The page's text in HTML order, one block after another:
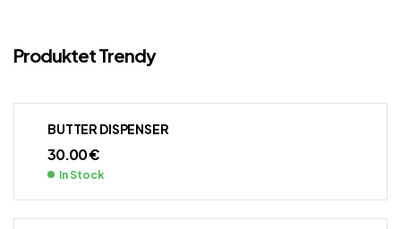
Produktet Trendy
BUTTER DISPENSER
30.00€
In Stock